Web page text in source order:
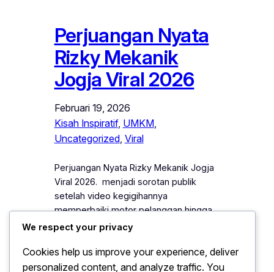
Perjuangan Nyata
Rizky Mekanik
Jogja Viral 2026
Februari 19, 2026
Kisah Inspiratif, UMKM
Uncategorized, Viral
Perjuangan Nyata Rizky Mekanik Jogja
Viral 2026. menjadi sorotan publik
setelah video kegigihannya
memperbaiki motor pelanggan hingga
larut malam tersebar luas di media
Yogyakarta, menunjukkan dedikasi
tinggi dalam setiap pekerjaannya. Ia
We respect your privacy
Cookies help us improve your experience, deliver
personalized content, and analyze traffic. You